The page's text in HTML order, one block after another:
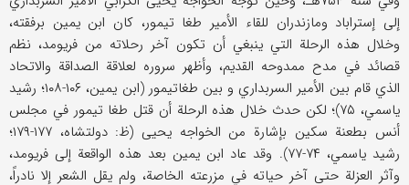
إلی إستراباد ومازندران للقاء الأمیر طغا تیمور، کان ابن یمین برفقته،
وخلال هذه الرحلة التي ینبغي أن تکون آخر رحلاته من فریومد، نظم
قصائد في مدح ممدوحه القدیم، وأظهر سروره لعلاقة الصداقة والاتحاد
الذي قام بین الأمیر السربداري و بین طغاتیمور (ابن یمین، ۱۰۶-۱۰۸؛ رشید
یاسمي، ۷۵)؛ لکن حدث خلال هذه الرحلة أن قتل طغا تیمور في مجلس
أنس بطعنة سکین بإشارة من الخواجه یحیی (ظ: دولتشاه، ۱۷۷-۱۷۹؛
رشید یاسمي، ۷۴-۷۷). وقد عاد ابن یمین بعد هذه الواقعة إلی فریومد،
وآثر العزلة حتی آخر حیاته في مزرعته الخاصة، ولم یقل الشعر إلا نادراً،